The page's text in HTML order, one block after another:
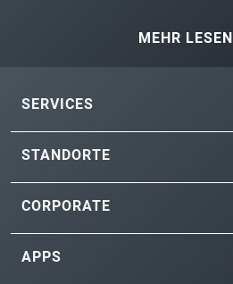
MEHR LESEN
SERVICES
STANDORTE
CORPORATE
APPS